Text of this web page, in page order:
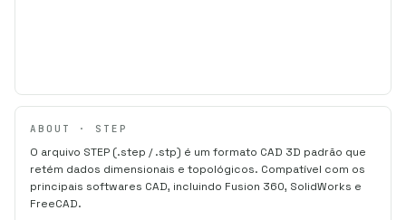
ABOUT · STEP
O arquivo STEP (.step / .stp) é um formato CAD 3D padrão que
retém dados dimensionais e topológicos. Compatível com os
principais softwares CAD, incluindo Fusion 360, SolidWorks e
FreeCAD.